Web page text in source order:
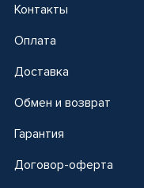
Контакты
Оплата
Доставка
Обмен и возврат
Гарантия
Договор-оферта